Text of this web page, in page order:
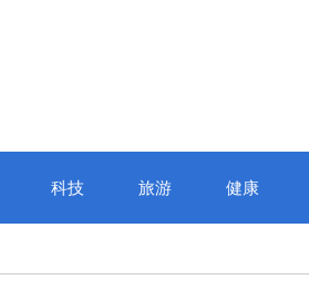
科技 旅游 健康